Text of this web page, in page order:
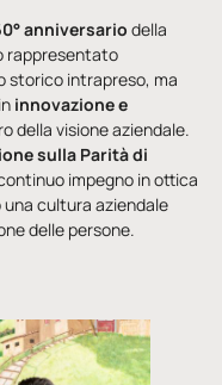
anniversario della
rappresentato
storico intrapreso, ma
innovazione e
della visione aziendale.
sulla Parità di
impegno in ottica
cultura aziendale
delle persone.